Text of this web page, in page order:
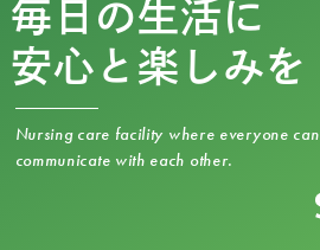
毎日の生活に
安心と楽しみを
Nursing care facility where everyone can
communicate with each other.